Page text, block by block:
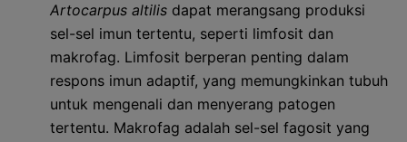
Artocarpus altilis dapat merangsang produksi
sel-sel imun tertentu, seperti limfosit dan
makrofag. Limfosit berperan penting dalam
respons imun adaptif, yang memungkinkan tubuh
untuk mengenali dan menyerang patogen
tertentu. Makrofag adalah sel-sel fagosit yang